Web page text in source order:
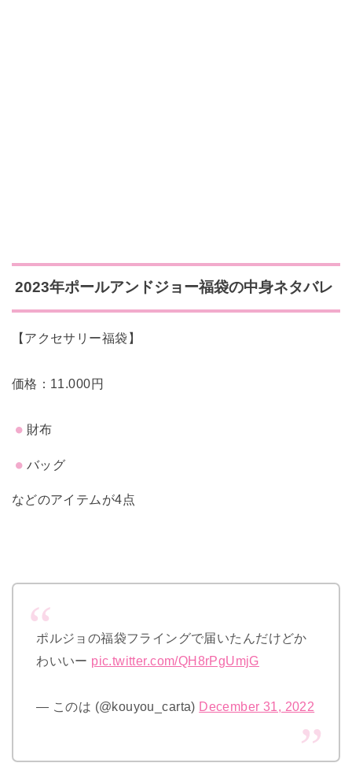
2023年ポールアンドジョー福袋の中身ネタバレ
【アクセサリー福袋】
価格：11.000円
財布
バッグ
などのアイテムが4点
ポルジョの福袋フライングで届いたんだけどか
わいいー pic.twitter.com/QH8rPgUmjG
— このは (@kouyou_carta) December 31, 2022